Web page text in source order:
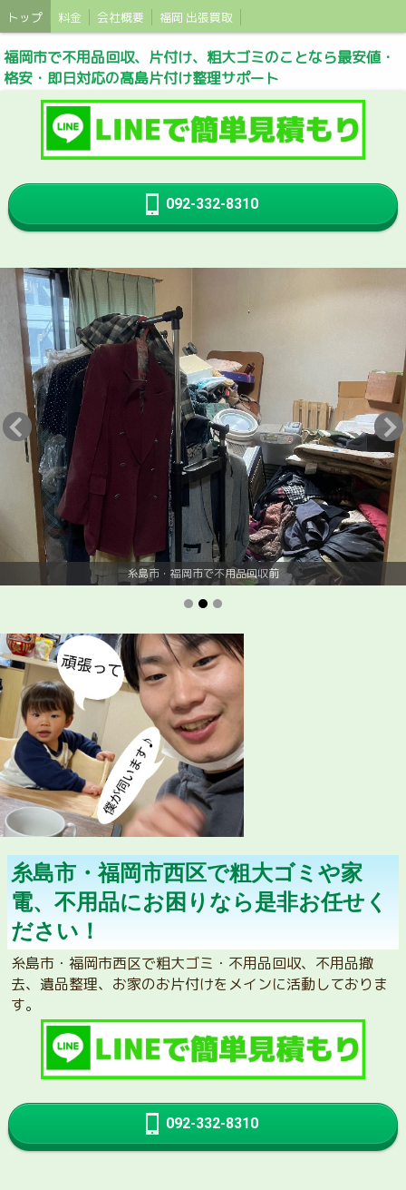
トップ 料金 会社概要 福岡 出張買取
福岡市で不用品回収、片付け、粗大ゴミのことなら最安値・
格安・即日対応の髙島片付け整理サポート
092-332-8310
糸島市・福岡市で不用品回収前
糸島市・福岡市西区で粗大ゴミや家
電、不用品にお困りなら是非お任せく
ださい！
糸島市・福岡市西区で粗大ゴミ・不用品回収、不用品撤
去、遺品整理、お家のお片付けをメインに活動しておりま
す。
092-332-8310